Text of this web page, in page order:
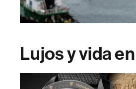
Lujos y vida